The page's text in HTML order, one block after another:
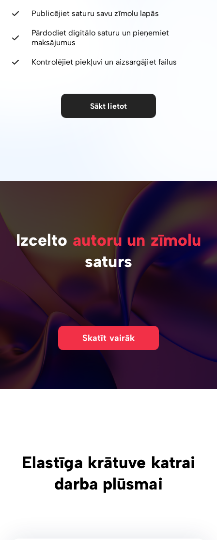
Publicējiet saturu savu zīmolu lapās
Pārdodiet digitālo saturu un pieņemiet
maksājumus
Kontrolējiet piekļuvi un aizsargājiet failus
Sākt lietot
Izcelto autoru un zīmolu
saturs
Skatīt vairāk
Elastīga krātuve katrai
darba plūsmai